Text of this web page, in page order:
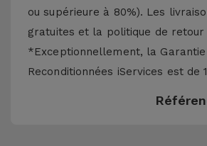
ou supérieure à 80%). Les
gratuites et la politique de retour
*Exceptionnellement, la
Reconditionnées iServices est de